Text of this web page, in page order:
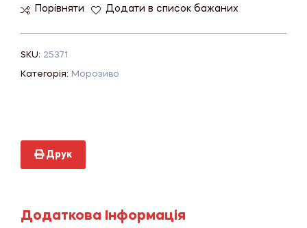
Порівняти Додати в список бажаних
SKU: 25371
Категорія: Морозиво
Друк
Додаткова Інформація